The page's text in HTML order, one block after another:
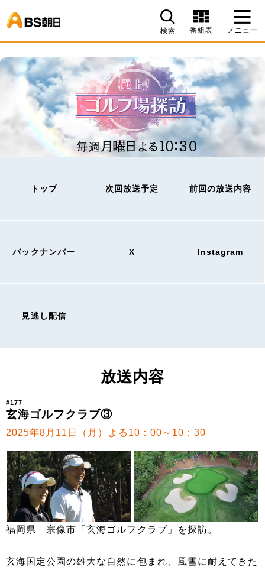
検索 番組表 メニュー
トップ 次回放送予定 前回の放送内容
バックナンバー X Instagram
見逃し配信
放送内容
#177
玄海ゴルフクラブ③
2025年8月11日（月）よる10：00～10：30
福岡県 宗像市「玄海ゴルフクラブ」を探訪。
玄海国定公園の雄大な自然に包まれ、風雪に耐えてきた